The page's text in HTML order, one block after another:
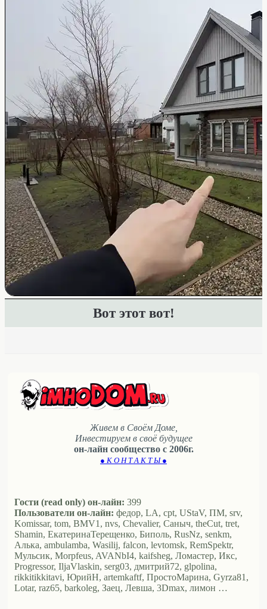
Вот этот вот!
Живем в Своём Доме,
Инвестируем в своё будущее
он-лайн сообщество с 2006г.
● К О Н Т А К Т Ы ●
Гости (read only) он-лайн: 399
Пользователи он-лайн: федор, LA, cpt, UStaV, ПМ, srv,
Komissar, tom, BMV1, nvs, Chevalier, Саныч, theCut, tret,
Shamin, ЕкатеринаТерещенко, Биполь, RusNz, senkm,
Алька, ambulamba, Wasilij, falcon, levtomsk, RemSpektr,
Мульсик, Morpfeus, AVANbI4, kaifsheg, Ломастер, Икс,
Progressor, IljaVlaskin, serg03, дмитрий72, glpolina,
rikkitikkitavi, ЮрийН, artemkaftf, ПростоМарина, Gyrza81,
Lotar, raz65, barkoleg, Заец, Левша, 3Dmax, лимон …